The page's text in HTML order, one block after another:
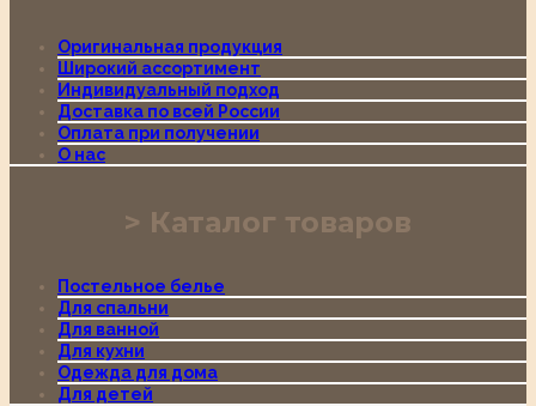
Оригинальная продукция
Широкий ассортимент
Индивидуальный подход
Доставка по всей России
Оплата при получении
О нас
Каталог товаров
Постельное белье
Для спальни
Для ванной
Для кухни
Одежда для дома
Для детей